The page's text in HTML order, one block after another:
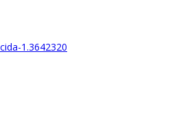
1.3642320